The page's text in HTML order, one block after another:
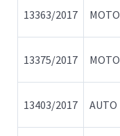
13363/2017 MOTO
13375/2017 MOTO
13403/2017 AUTO